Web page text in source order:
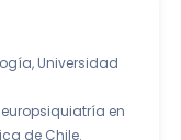
Universidad
en
de Chile.